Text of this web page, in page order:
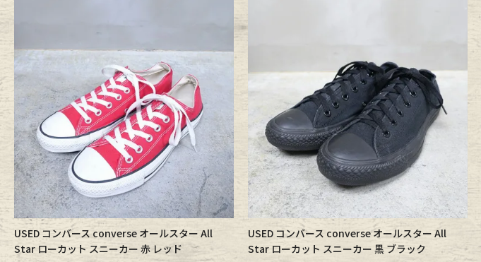
Tops
Outer One Piece
Fafatt Kidswear
小物・アクセサリーから探す
Eye Wear Cap
USED コンバース converse オールスター All
Star ローカット スニーカー 赤 レッド
USED コンバース converse オールスター All
Star ローカット スニーカー 黒 ブラック